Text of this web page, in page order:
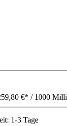
€* / 1000
1-3 Tage